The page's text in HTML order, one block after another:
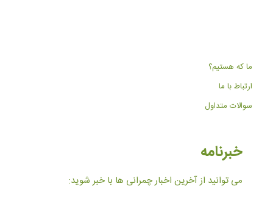
ما که هستیم؟
ارتباط با ما
سوالات متداول
خبرنامه
می توانید از آخرین اخبار چمرانی ها با خبر شوید: